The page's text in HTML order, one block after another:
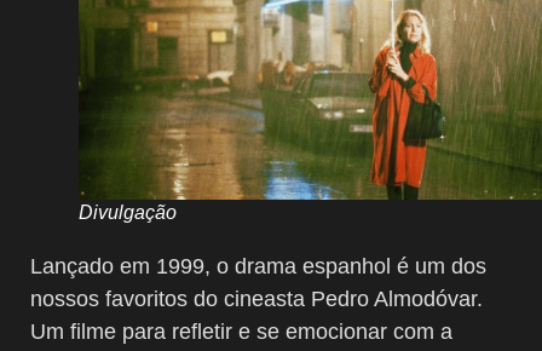
Divulgação
Lançado em 1999, o drama espanhol é um dos
nossos favoritos do cineasta Pedro Almodóvar.
Um filme para refletir e se emocionar com a